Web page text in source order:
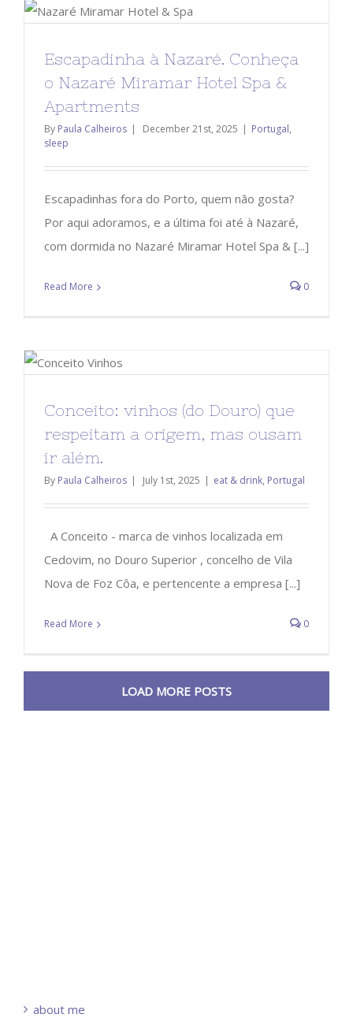
Escapadinha à Nazaré. Conheça
o Nazaré Miramar Hotel Spa &
Apartments
By Paula Calheiros | December 21st, 2025 | Portugal,
sleep
Escapadinhas fora do Porto, quem não gosta?
Por aqui adoramos, e a última foi até à Nazaré,
com dormida no Nazaré Miramar Hotel Spa & [...]
Read More 0
Conceito: vinhos (do Douro) que
respeitam a origem, mas ousam
ir além.
By Paula Calheiros | July 1st, 2025 | eat & drink, Portugal
A Conceito - marca de vinhos localizada em
Cedovim, no Douro Superior , concelho de Vila
Nova de Foz Côa, e pertencente a empresa [...]
Read More 0
LOAD MORE POSTS
about me